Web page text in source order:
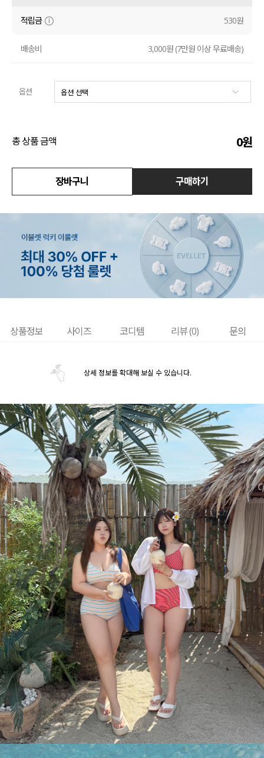
아우터
코디템
적립금 530원
배송비 3,000원 (7만원 이상 무료배송)
옵션
총 상품 금액 0원
장바구니 구매하기
상품정보 사이즈 코디템 리뷰 (0) 문의
상세 정보를 확대해 보실 수 있습니다.